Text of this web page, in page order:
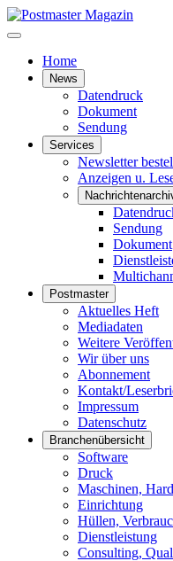
Home
News
Datendruck
Dokument
Sendung
Services
Newsletter
Anzeigen u.
Sendung
Dokument
Postmaster
Aktuelles Heft
Mediadaten
Weitere
Wir über uns
Abonnement
Kontakt/
Impressum
Datenschutz
Branchenübersicht
Software
Druck
Maschinen,
Einrichtung
Hüllen,
Dienstleistung
Consulting,